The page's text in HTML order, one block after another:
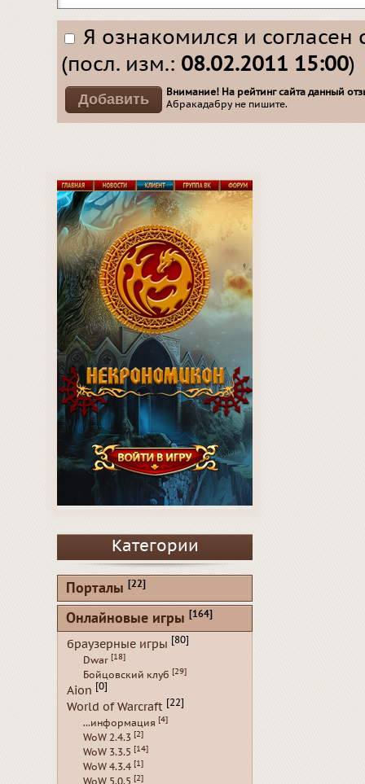
Я ознакомился и согласен
(посл. изм.: 08.02.2011 15:00)
Внимание! На рейтинг сайта данный
Абракадабру не пишите.
Категории
Порталы [22]
Онлайновые игры [164]
браузерные игры [80]
Dwar [18]
Бойцовский клуб [29]
Aion [0]
World of Warcraft [22]
...информация [4]
WoW 2.4.3 [2]
WoW 3.3.5 [14]
WoW 4.3.4 [1]
WoW 5.0.5 [2]